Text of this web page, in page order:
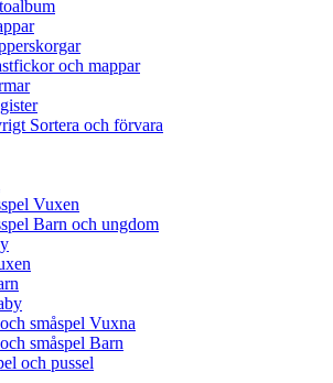
och mappar
Sortera och förvara
Vuxen
Barn och ungdom
småspel Vuxna
småspel Barn
och pussel